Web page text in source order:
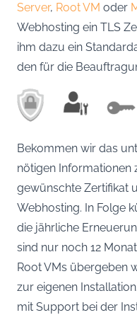
Server, Root VM oder
Webhosting ein TLS
ihm dazu ein
den für die
Bekommen wir das
nötigen Informationen
gewünschte Zertifikat
Webhosting. In Folge
die jährliche
sind nur noch 12
Root VMs übergeben
zur eigenen
mit Support bei der